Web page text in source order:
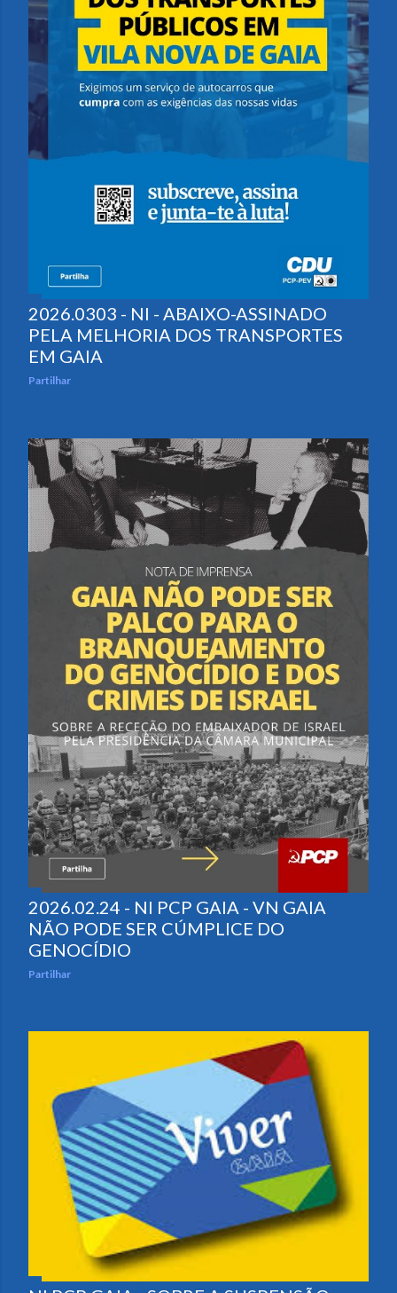
2026.0303 - NI - ABAIXO-ASSINADO
PELA MELHORIA DOS TRANSPORTES
EM GAIA
Partilhar
2026.02.24 - NI PCP GAIA - VN GAIA
NÃO PODE SER CÚMPLICE DO
GENOCÍDIO
Partilhar